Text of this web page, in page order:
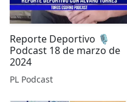
Reporte Deportivo 🎙️
Podcast 18 de marzo de
2024
PL Podcast